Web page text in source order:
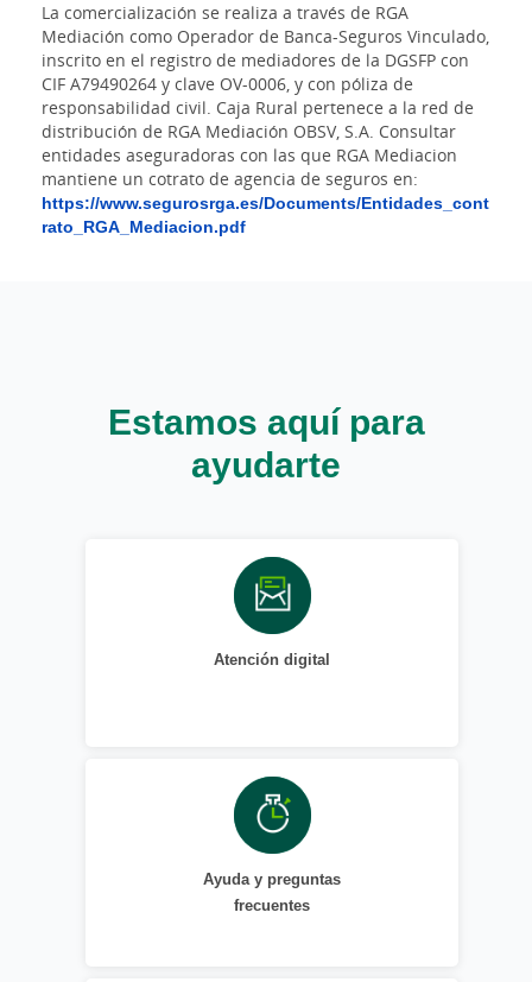
La comercialización se realiza a través de RGA
Mediación como Operador de Banca-Seguros Vinculado,
inscrito en el registro de mediadores de la DGSFP con
CIF A79490264 y clave OV-0006, y con póliza de
responsabilidad civil. Caja Rural pertenece a la red de
distribución de RGA Mediación OBSV, S.A. Consultar
entidades aseguradoras con las que RGA Mediacion
mantiene un cotrato de agencia de seguros en:
https://www.segurosrga.es/Documents/Entidades_cont
rato_RGA_Mediacion.pdf
Estamos aquí para
ayudarte
Atención digital
Ayuda y preguntas
frecuentes